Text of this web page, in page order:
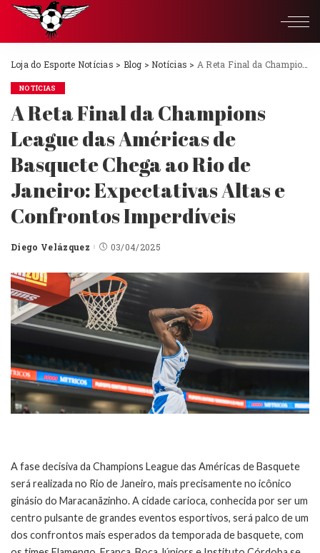
Loja do Esporte Notícias > Blog > Notícias > A Reta Final da Champions League das Américas de Basquete Chega ao Rio de Janeiro: Expectativas Altas e Confrontos Imperdíveis
NOTÍCIAS
A Reta Final da Champions
League das Américas de
Basquete Chega ao Rio de
Janeiro: Expectativas Altas e
Confrontos Imperdíveis
Posted
Diego Velázquez 03/04/2025
A fase decisiva da Champions League das Américas de Basquete
será realizada no Rio de Janeiro, mais precisamente no icônico
ginásio do Maracanãzinho. A cidade carioca, conhecida por ser um
centro pulsante de grandes eventos esportivos, será palco de um
dos confrontos mais esperados da temporada de basquete, com